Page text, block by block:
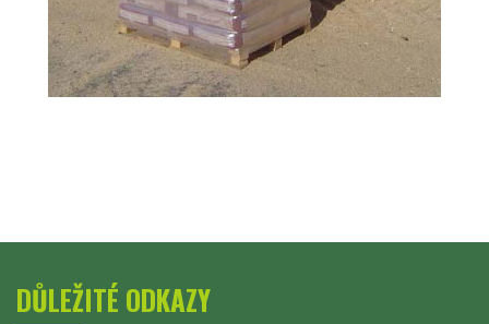
DŮLEŽITÉ ODKAZY